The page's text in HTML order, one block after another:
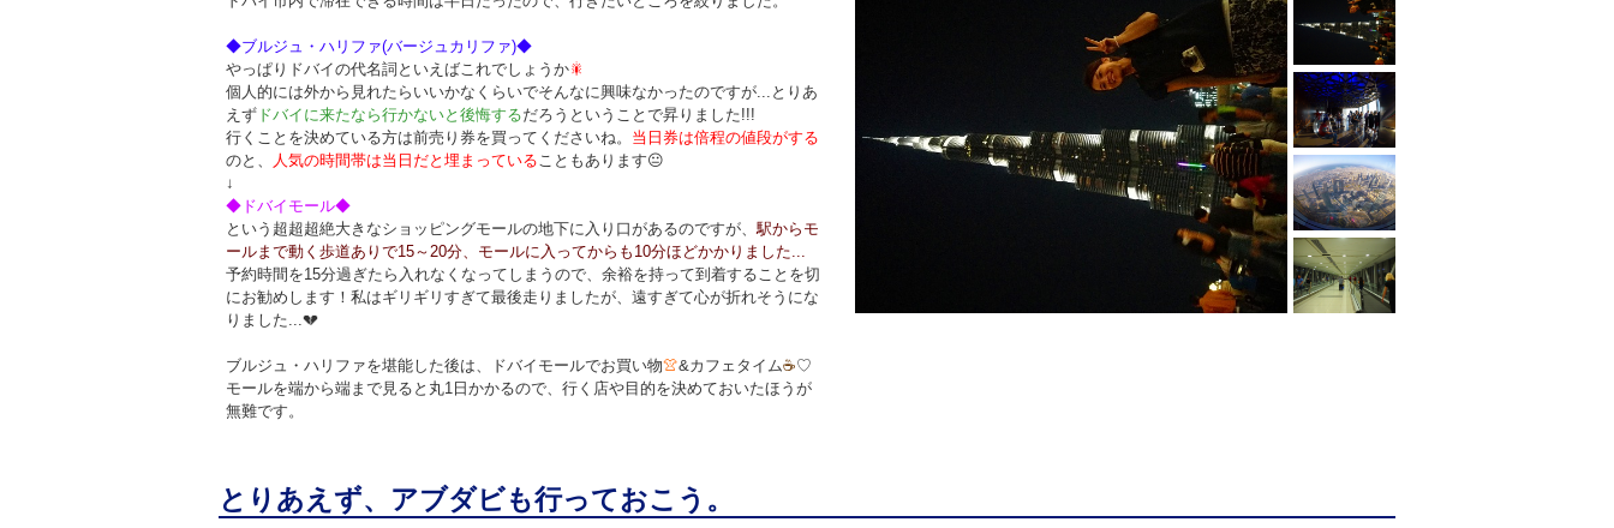
◆ブルジュ・ハリファ(バージュカリファ)◆
やっぱりドバイの代名詞といえばこれでしょうか🎇
個人的には外から見れたらいいかなくらいでそんなに興味なかったのですが...とりあ
えず ドバイに来たなら行かないと後悔するだろうということで昇りました!!!
行くことを決めている方は前売り券を買ってくださいね。 当日券は倍程の値段がする
のと、
人気の時間帯は当日だと埋まっている こともあります😐
↓
◆ドバイモール◆
という超超超絶大きなショッピングモールの地下に入り口があるのですが、 駅からモ
ールまで動く歩道ありで15～20分、モールに入ってからも10分ほどかかりました...
予約時間を15分過ぎたら入れなくなってしまうので、余裕を持って到着することを切
にお勧めします！私はギリギリすぎて最後走りましたが、遠すぎて心が折れそうにな
りました... 💔
ブルジュ・ハリファを堪能した後は、ドバイモールでお買い物👚&カフェタイム☕♡
モールを端から端まで見ると丸1日かかるので、行く店や目的を決めておいたほうが
無難です。
とりあえず、アブダビも行っておこう。